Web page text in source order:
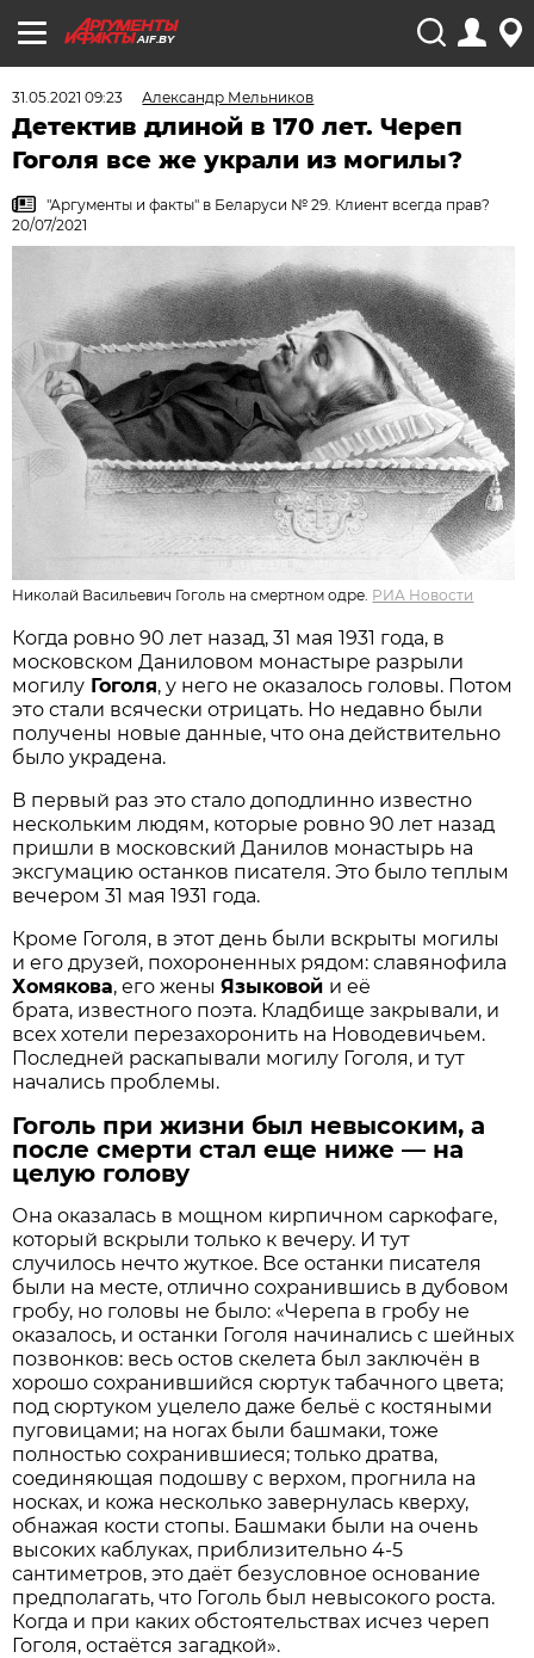
AIF.BY
31.05.2021 09:23 Александр Мельников
Детектив длиной в 170 лет. Череп
Гоголя все же украли из могилы?
"Аргументы и факты" в Беларуси № 29. Клиент всегда прав?
20/07/2021
Николай Васильевич Гоголь на смертном одре. РИА Новости
Когда ровно 90 лет назад, 31 мая 1931 года, в
московском Даниловом монастыре разрыли
могилу Гоголя, у него не оказалось головы. Потом
это стали всячески отрицать. Но недавно были
получены новые данные, что она действительно
было украдена.
В первый раз это стало доподлинно известно
нескольким людям, которые ровно 90 лет назад
пришли в московский Данилов монастырь на
эксгумацию останков писателя. Это было теплым
вечером 31 мая 1931 года.
Кроме Гоголя, в этот день были вскрыты могилы
и его друзей, похороненных рядом: славянофила
Хомякова, его женыЯзыковой и её
брата, известного поэта. Кладбище закрывали, и
всех хотели перезахоронить на Новодевичьем.
Последней раскапывали могилу Гоголя, и тут
начались проблемы.
Гоголь при жизни был невысоким, а
после смерти стал еще ниже — на
целую голову
Она оказалась в мощном кирпичном саркофаге,
который вскрыли только к вечеру. И тут
случилось нечто жуткое. Все останки писателя
были на месте, отлично сохранившись в дубовом
гробу, но головы не было: «Черепа в гробу не
оказалось, и останки Гоголя начинались с шейных
позвонков: весь остов скелета был заключён в
хорошо сохранившийся сюртук табачного цвета;
под сюртуком уцелело даже бельё с костяными
пуговицами; на ногах были башмаки, тоже
полностью сохранившиеся; только дратва,
соединяющая подошву с верхом, прогнила на
носках, и кожа несколько завернулась кверху,
обнажая кости стопы. Башмаки были на очень
высоких каблуках, приблизительно 4-5
сантиметров, это даёт безусловное основание
предполагать, что Гоголь был невысокого роста.
Когда и при каких обстоятельствах исчез череп
Гоголя, остаётся загадкой».